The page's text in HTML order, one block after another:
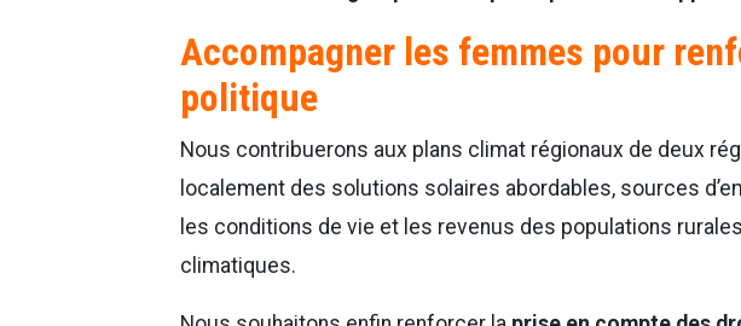
Accompagner les femmes pour
politique
Nous contribuerons aux plans climat régionaux de deux
localement des solutions solaires abordables, sources
les conditions de vie et les revenus des populations
climatiques.